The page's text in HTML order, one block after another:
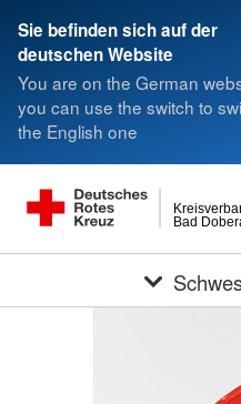
Sie befinden sich auf der
deutschen Website
You are on the German
you can use the switch to
the English one
Bad